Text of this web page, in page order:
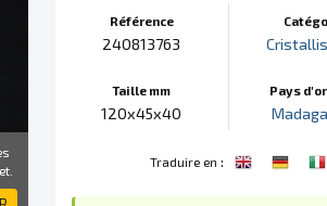
Référence
240813763
Taille mm
120x45x40
Pays
Traduire en :